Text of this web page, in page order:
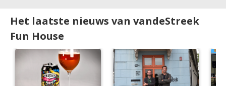
Het laatste nieuws van vandeStreek
Fun House